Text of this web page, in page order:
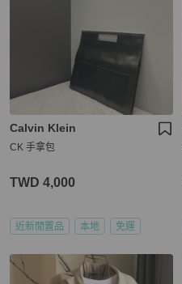
Calvin Klein
CK 手拿包
TWD 4,000
近新閒置品 本地 免運